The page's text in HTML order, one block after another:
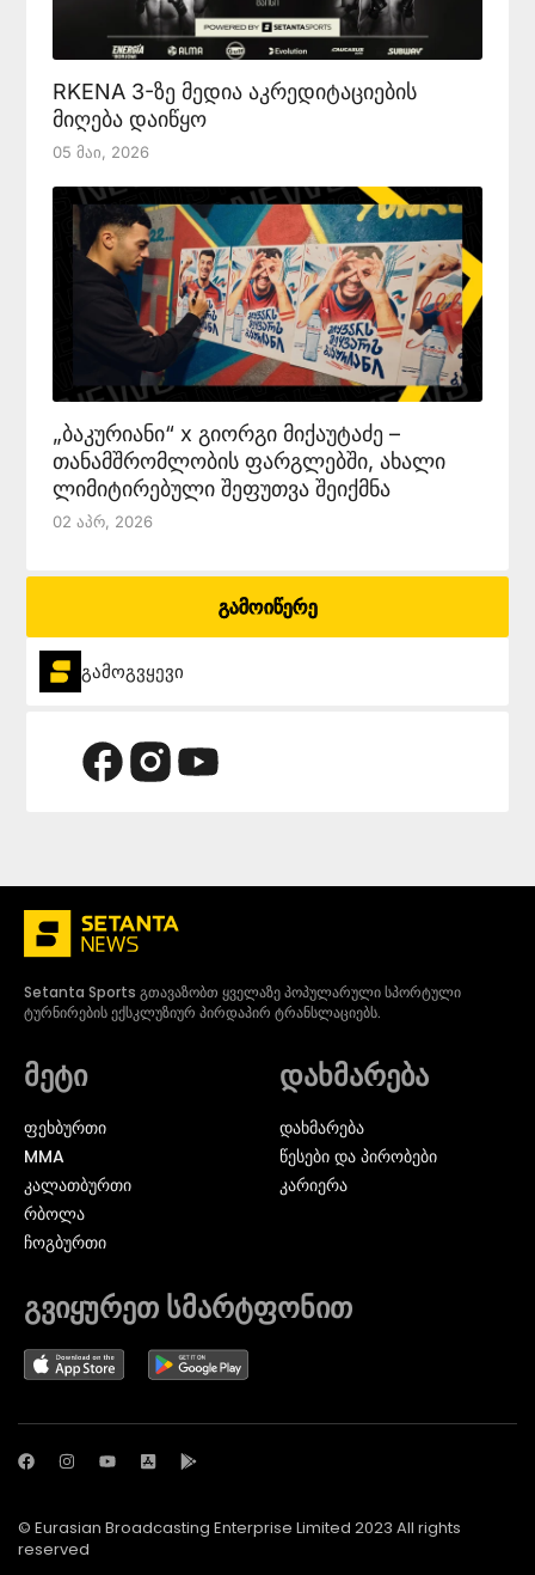
RKENA 3-ზე მედია აკრედიტაციების
მიღება დაიწყო
05 Მაი, 2026
„ბაკურიანი“ x გიორგი მიქაუტაძე –
თანამშრომლობის ფარგლებში, ახალი
ლიმიტირებული შეფუთვა შეიქმნა
02 Აპრ, 2026
გამოიწერე
გამოგვყევი
Setanta Sports გთავაზობთ ყველაზე პოპულარული სპორტული
ტურნირების ექსკლუზიურ პირდაპირ ტრანსლაციებს.
მეტი
ᲤᲔᲮᲑᲣᲠᲗᲘ
MMA
ᲙᲐᲚᲐᲗᲑᲣᲠᲗᲘ
ᲠᲑᲝᲚᲐ
ᲩᲝᲒᲑᲣᲠᲗᲘ
დახმარება
დახმარება
წესები და პირობები
კარიერა
გვიყურეთ სმარტფონით
© Eurasian Broadcasting Enterprise Limited 2023 All rights
reserved